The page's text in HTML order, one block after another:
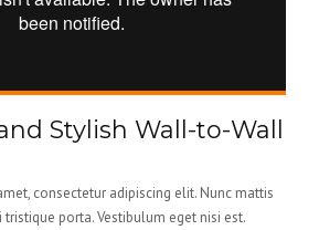
Stylish Wall-to-Wall
consectetur adipiscing elit. Nunc mattis
porta. Vestibulum eget nisi est.